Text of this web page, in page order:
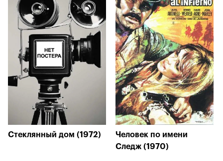
Стеклянный дом (1972)
Человек по имени
Следж (1970)